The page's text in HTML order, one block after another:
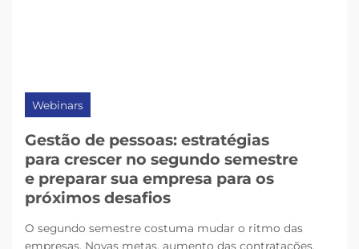
Webinars
Gestão de pessoas: estratégias
para crescer no segundo semestre
e preparar sua empresa para os
próximos desafios
O segundo semestre costuma mudar o ritmo das
empresas. Novas metas, aumento das contratações,